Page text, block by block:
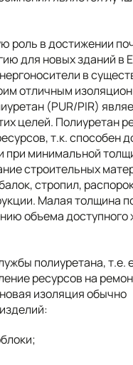
роль в достижении
для новых зданий в
в
отличным
(PUR/PIR)
целей. Полиуретан
т.к. способен
при минимальной
строительных
стропил,
Малая толщина
объема доступного
полиуретана, т.е.
ресурсов на
изоляция обычно